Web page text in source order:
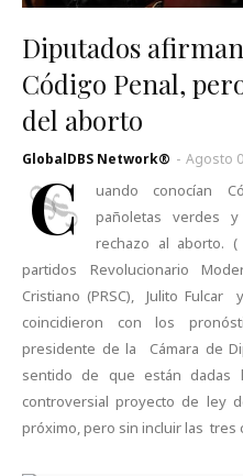
Diputados
Código Penal,
del aborto
GlobalDBS Network® - Agosto
C
uando conocían
pañoletas verdes
rechazo al aborto. (
partidos Revolucionario
Cristiano (PRSC), Julito
coincidieron con los
presidente de la Cámara de
sentido de que están dadas
controversial proyecto de ley
próximo, pero sin incluir las tres